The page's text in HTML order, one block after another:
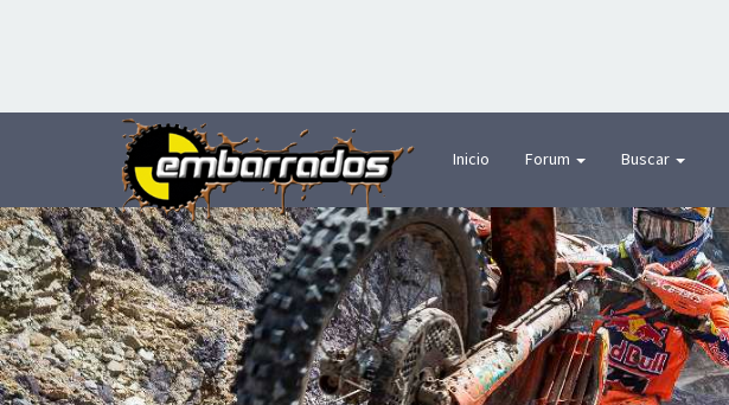
Inicio Forum Buscar